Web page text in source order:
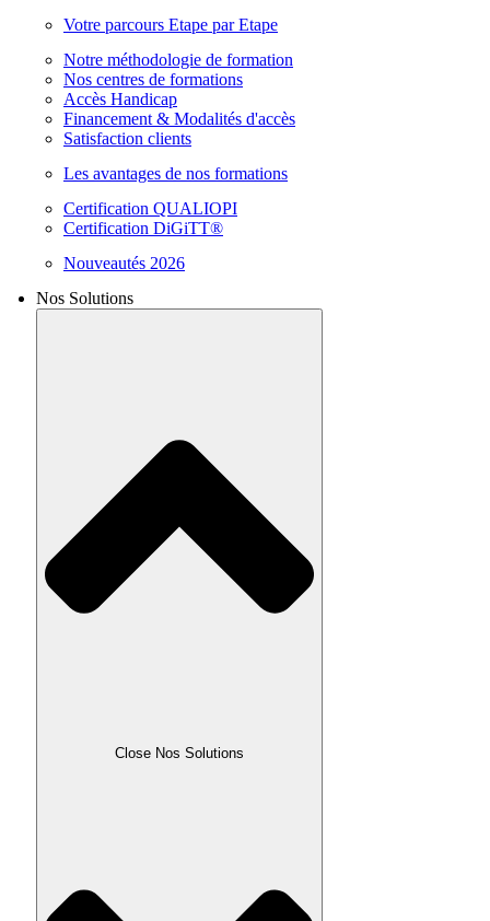
Votre parcours Etape par Etape
Notre méthodologie de formation
Nos centres de formations
Accès Handicap
Financement & Modalités d'accès
Satisfaction clients
Les avantages de nos formations
Certification QUALIOPI
Certification DiGiTT®
Nouveautés 2026
Nos Solutions
Close Nos Solutions